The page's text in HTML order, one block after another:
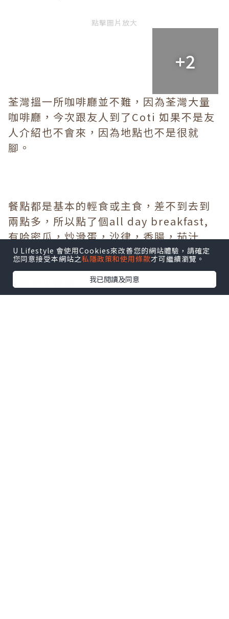
點擊圖片放大
+2
荃灣搵一所咖啡廳並不難，因為荃灣大量
咖啡廳，今次跟友人到了Coti 如果不是友
人介紹也不會來，因為地點也不是很就
腳。
餐點都是基本的輕食或主食，差不到去到
兩點多，所以點了個all day breakfast,
有哈密瓜，炒滑蛋，沙律，香腸，茄汁
豆，多士，煙三文魚，扒。 味道可以算是
驚喜，份量大份，沙律菜新鮮，最有驚喜
是哈密瓜很甜。
U Lifestyle 會使用Cookies來改善您的網站體驗，請確定
您同意接受本網站之私隱政策和使用條款才可繼續瀏覽。
我已閱讀及同意